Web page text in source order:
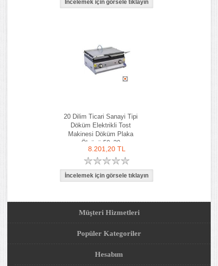
20 Dilim Ticari Sanayi Tipi
Döküm Elektrikli Tost
Makinesi Döküm Plaka
Ölçüsü 50x30
8.201,20 TL
Müşteri Hizmetleri
Popüler Kategoriler
Hesabım